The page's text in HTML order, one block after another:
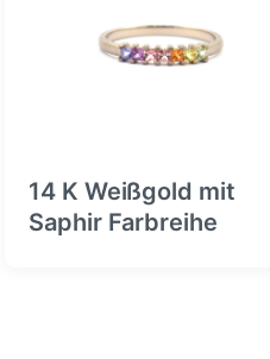
t
r
14 K Weißgold mit
Saphir Farbreihe